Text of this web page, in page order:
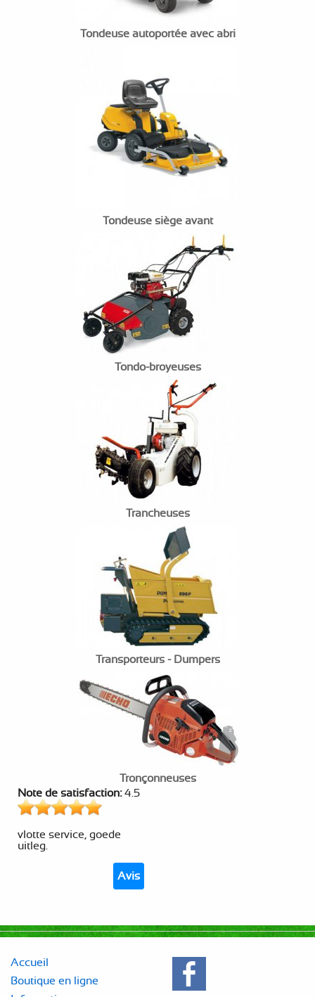
Tondeuse autoportée avec abri
Tondeuse siège avant
Tondo-broyeuses
Trancheuses
Transporteurs - Dumpers
Tronçonneuses
Note de satisfaction:4.5
vlotte service, goede
uitleg.
Avis
Accueil
Boutique en ligne